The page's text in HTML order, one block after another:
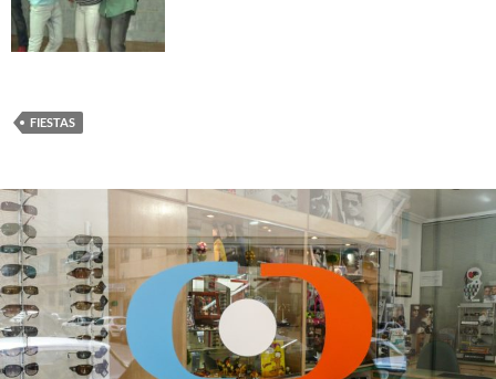
FIESTAS